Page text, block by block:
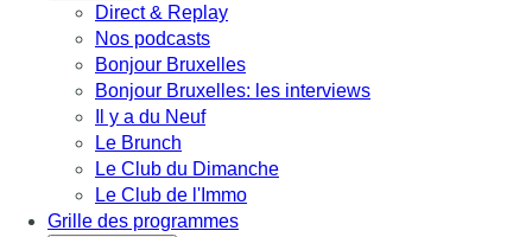
Direct & Replay
Nos podcasts
Bonjour Bruxelles
Bonjour Bruxelles: les interviews
Il y a du Neuf
Le Brunch
Le Club du Dimanche
Le Club de l'Immo
Grille des programmes